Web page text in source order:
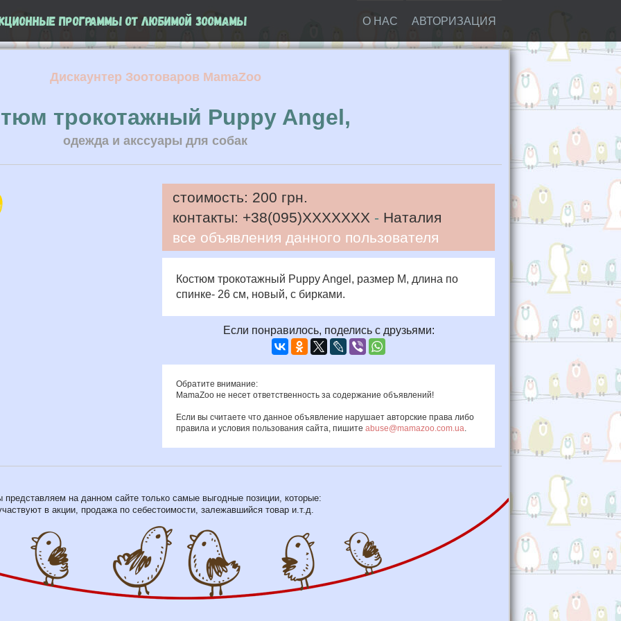
программы от любимой ЗооМамы О НАС АВТОРИЗАЦИЯ
Дискаунтер Зоотоваров MamaZoo
трокотажный Puppy Angel,
одежда и акссуары для собак
стоимость: 200 грн.
контакты: +38(095)XXXXXXX - Наталия
все объявления данного пользователя
Костюм трокотажный Puppy Angel, размер M, длина по
спинке- 26 см, новый, с бирками.
Если понравилось, поделись с друзьями:
Обратите внимание:
MamaZoo не несет ответственность за содержание объявлений!
Если вы считаете что данное объявление нарушает авторские права либо
правила и условия пользования сайта, пишите abuse@mamazoo.com.ua.
на данном сайте только самые выгодные позиции, которые:
в акции, продажа по себестоимости, залежавшийся товар и.т.д.